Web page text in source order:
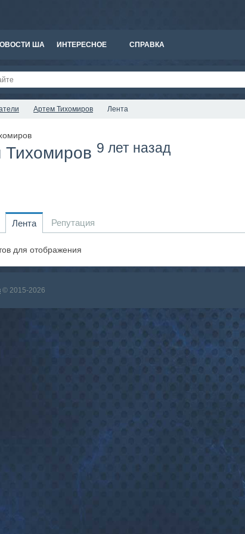
ША ИНТЕРЕСНОЕ СПРАВКА
Артем Тихомиров Лента
Тихомиров 9 лет назад
Лента Репутация
для отображения
© 2015-2026